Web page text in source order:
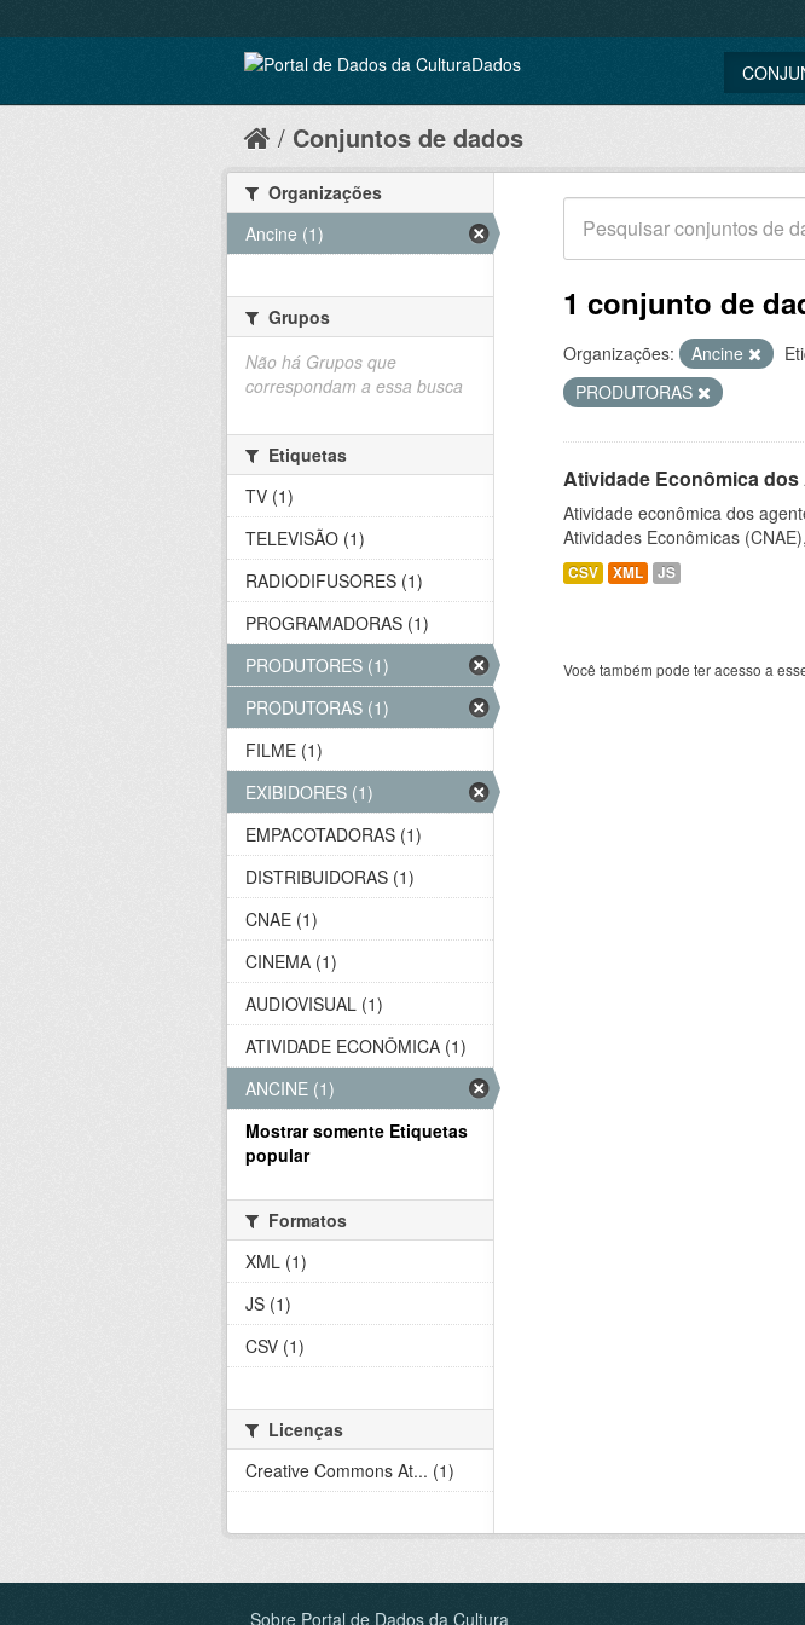
Conjuntos de dados
1 conjunto de
Organizações: Ancine
PRODUTORAS
Atividade Econômica
Atividade econômica dos
Atividades Econômicas
CSV XML JS
Você também pode ter acesso a
Organizações
Ancine (1)
Grupos
Não há Grupos que
correspondam a essa busca
Etiquetas
TV (1)
TELEVISÃO (1)
RADIODIFUSORES (1)
PROGRAMADORAS (1)
PRODUTORES (1)
PRODUTORAS (1)
FILME (1)
EXIBIDORES (1)
EMPACOTADORAS (1)
DISTRIBUIDORAS (1)
CNAE (1)
CINEMA (1)
AUDIOVISUAL (1)
ATIVIDADE ECONÔMICA (1)
ANCINE (1)
Mostrar somente Etiquetas
popular
Formatos
XML (1)
JS (1)
CSV (1)
Licenças
Creative Commons At... (1)
Sobre Portal de Dados da Cultura